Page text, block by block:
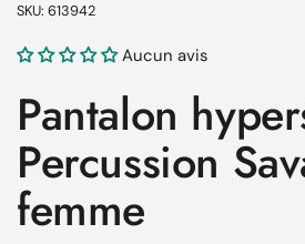
SKU: 613942
Aucun avis
Pantalon
Percussion
femme